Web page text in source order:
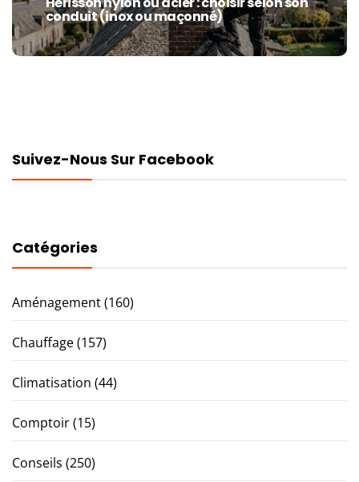
Next
post:
conduit (inox ou maçonné)
Suivez-Nous Sur Facebook
Catégories
Aménagement(160)
Chauffage(157)
Climatisation (44)
Comptoir(15)
Conseils (250)